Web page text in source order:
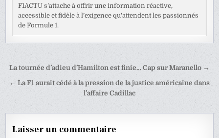
F1ACTU s’attache à offrir une information réactive,
accessible et fidèle à l’exigence qu’attendent les passionnés
de Formule 1.
Navigation
de
La tournée d’adieu d’Hamilton est finie… Cap sur Maranello →
← La F1 aurait cédé à la pression de la justice américaine dans
l’affaire Cadillac
Laisser un commentaire